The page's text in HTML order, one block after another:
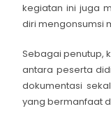
kegiatan ini juga
diri mengonsumsi
Sebagai penutup,
antara peserta
dokumentasi
yang bermanfaat